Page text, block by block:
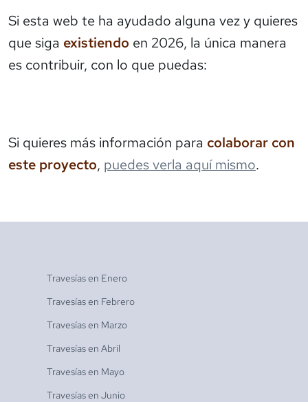
Si esta web te ha ayudado alguna vez y quieres
que siga existiendo en 2026, la única manera
es contribuir, con lo que puedas:
Si quieres más información para colaborar con
este proyecto, puedes verla aquí mismo.
Travesías en Enero
Travesías en Febrero
Travesías en Marzo
Travesías en Abril
Travesías en Mayo
Travesías en Junio